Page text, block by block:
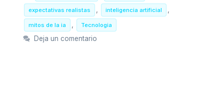
expectativas realistas , inteligencia artificial ,
mitos de la ia , Tecnologia
Deja un comentario